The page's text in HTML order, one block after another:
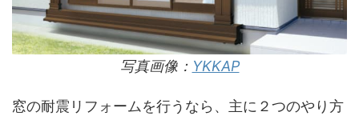
写真画像： YKKAP
窓の耐震リフォームを行うなら、主に２つのやり方